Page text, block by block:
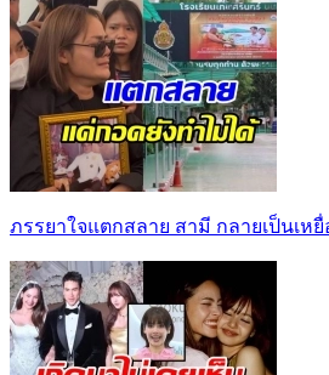
ภรรยาใจแตกสลาย สามี กลายเป็นเหยื่